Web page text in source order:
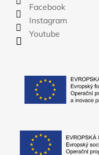
Facebook
Instagram
Youtube